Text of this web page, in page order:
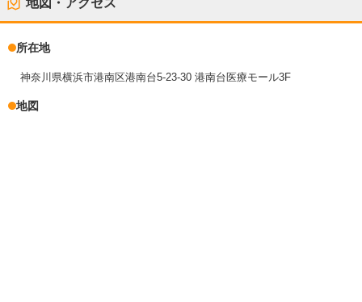
地図・アクセス
所在地
神奈川県横浜市港南区港南台5-23-30 港南台医療モール3F
地図